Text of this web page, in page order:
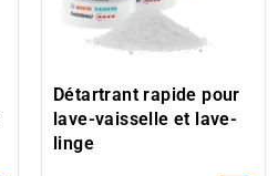
Détartrant rapide pour
lave-vaisselle et lave-
linge